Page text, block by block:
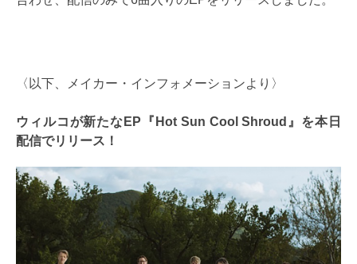
〈以下、メイカー・インフォメーションより〉
ウィルコが新たなEP『Hot Sun Cool Shroud』を本日
配信でリリース！